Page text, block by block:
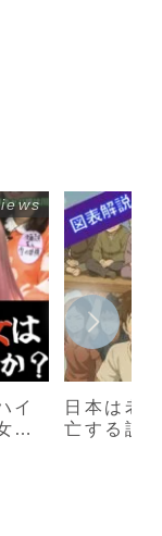
イ
日本は老
亡する説